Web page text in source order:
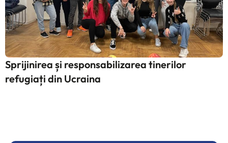
Sprijinirea și responsabilizarea tinerilor
refugiați din Ucraina